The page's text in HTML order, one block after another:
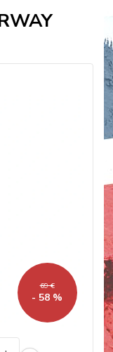
69 €
- 58 %